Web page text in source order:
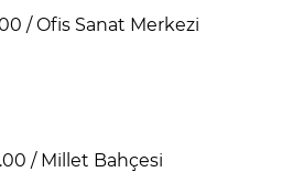
/ Ofis Sanat Merkezi
/ Millet Bahçesi